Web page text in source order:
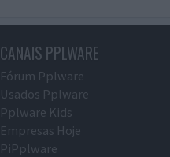
CANAIS PPLWARE
Fórum Pplware
Usados Pplware
Pplware Kids
Empresas Hoje
PiPplware